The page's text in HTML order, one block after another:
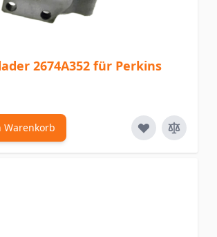
2674A352 für Perkins
Warenkorb